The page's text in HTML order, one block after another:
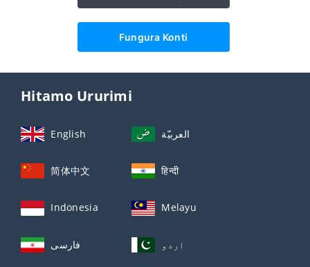
Fungura Konti
Hitamo Ururimi
English العربيّة
简体中文 हिन्दी
Indonesia Melayu
فارسی اردو